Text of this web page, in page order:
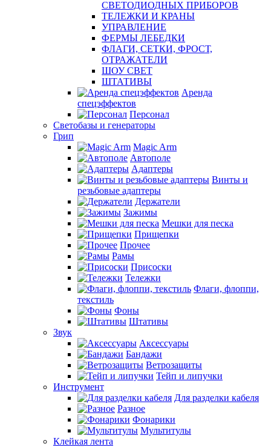
СВЕТОДИОДНЫХ ПРИБОРОВ
ТЕЛЕЖКИ И КРАНЫ
УПРАВЛЕНИЕ
ФЕРМЫ ЛЕБЕДКИ
ФЛАГИ, СЕТКИ, ФРОСТ,
ОТРАЖАТЕЛИ
ШОУ СВЕТ
ШТАТИВЫ
Аренда
спецэффектов
Персонал
Светобазы и генераторы
Грип
Magic Arm
Автополе
Адаптеры
Винты и
резьбовые адаптеры
Держатели
Зажимы
Мешки для песка
Прищепки
Прочее
Рамы
Присоски
Тележки
Флаги, флоппи,
текстиль
Фоны
Штативы
Звук
Аксессуары
Бандажи
Ветрозащиты
Тейп и липучки
Инструмент
Для разделки кабеля
Разное
Фонарики
Мультитулы
Клейкая лента